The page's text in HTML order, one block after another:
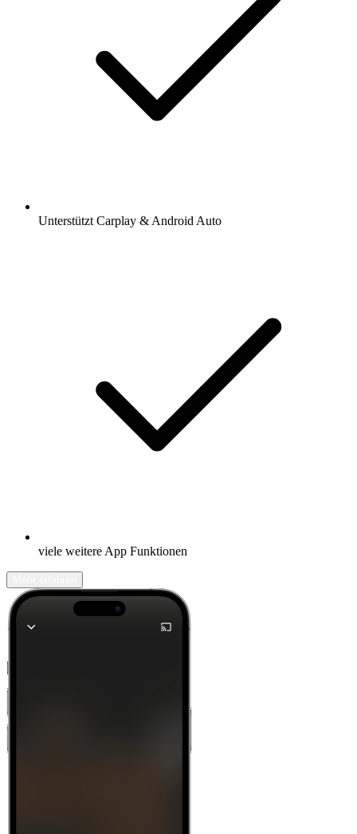
Unterstützt Carplay & Android Auto
viele weitere App Funktionen